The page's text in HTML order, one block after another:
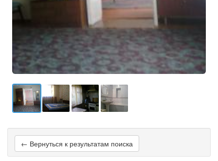
← Вернуться к результатам поиска